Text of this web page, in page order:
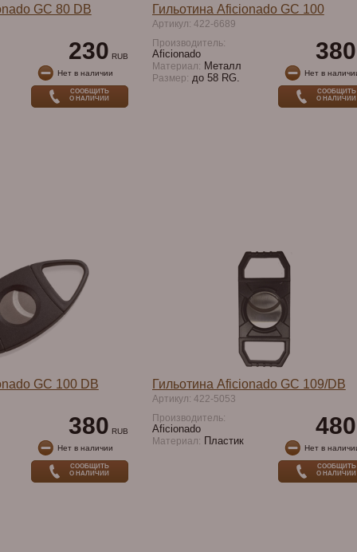
GC 80 DB
230 RUB
Нет в наличии
СООБЩИТЬ
О НАЛИЧИИ
Гильотина Aficionado GC 100
Артикул: 422-6689
Производитель:
Aficionado
Материал: Металл
Размер: до 58 RG.
380
Нет в
СООБЩИТЬ
О НАЛИЧИИ
GC 100 DB
380 RUB
Нет в наличии
СООБЩИТЬ
О НАЛИЧИИ
Гильотина Aficionado GC 109/DB
Артикул: 422-5053
Производитель:
Aficionado
Материал: Пластик
480
Нет в
СООБЩИТЬ
О НАЛИЧИИ